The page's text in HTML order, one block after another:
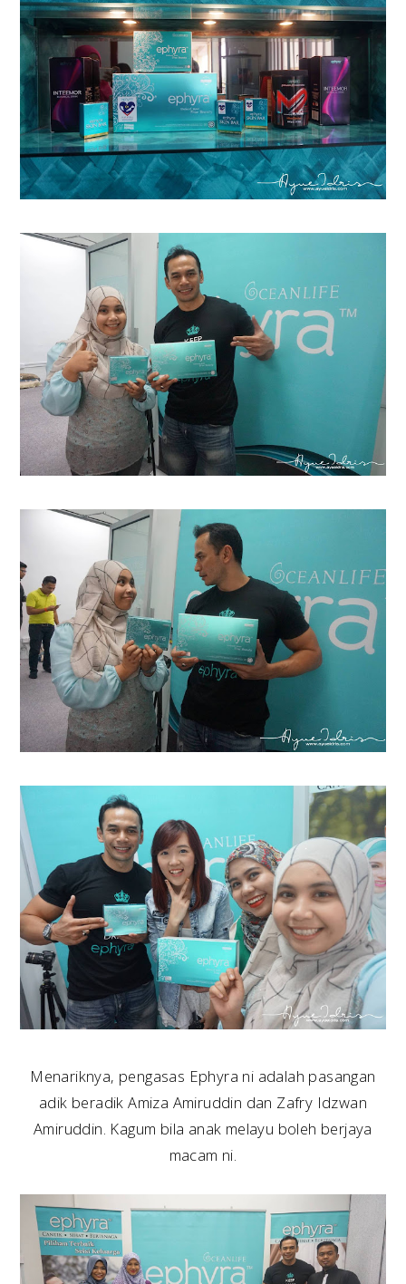
Menariknya, pengasas Ephyra ni adalah pasangan
adik beradik Amiza Amiruddin dan Zafry Idzwan
Amiruddin. Kagum bila anak melayu boleh berjaya
macam ni.